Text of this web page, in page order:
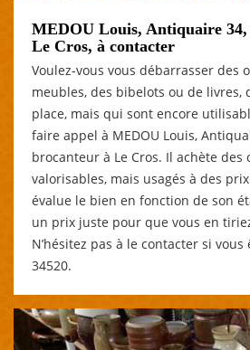
MEDOU Louis, Antiquaire
Le Cros, à contacter
Voulez-vous vous débarrasser des
meubles, des bibelots ou de livres,
place, mais qui sont encore
faire appel à MEDOU Louis,
brocanteur à Le Cros. Il achète des
valorisables, mais usagés à des
évalue le bien en fonction de son
un prix juste pour que vous en
N’hésitez pas à le contacter si vous
34520.